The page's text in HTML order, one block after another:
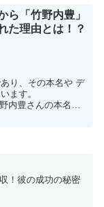
ら「竹野内豊」
た理由とは！？
り、その本名や デ
ます。
内豊さんの本名は
！彼の成功の秘密